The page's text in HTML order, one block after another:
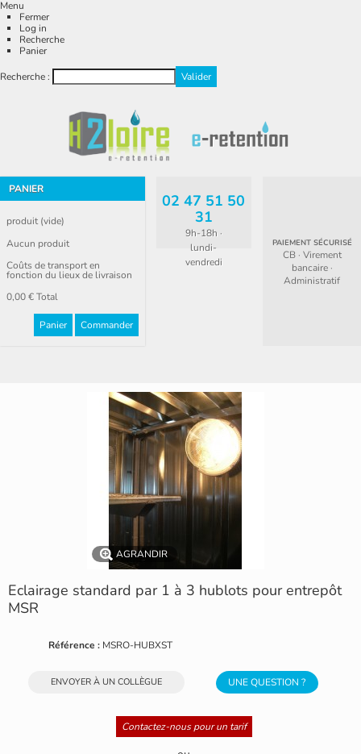
Menu
Fermer
Log in
Recherche
Panier
Recherche :
PANIER
produit (vide)
Aucun produit
Coûts de transport en
fonction du lieux de livraison
0,00 €Total
Panier Commander
02 47 51 50
31
9h-18h ·
lundi-
vendredi
PAIEMENT SÉCURISÉ
CB · Virement
bancaire ·
Administratif
AGRANDIR
Eclairage standard par 1 à 3 hublots pour entrepôt
MSR
Référence : MSRO-HUBXST
UNE QUESTION ?
ENVOYER À UN COLLÈGUE
Contactez-nous pour un tarif